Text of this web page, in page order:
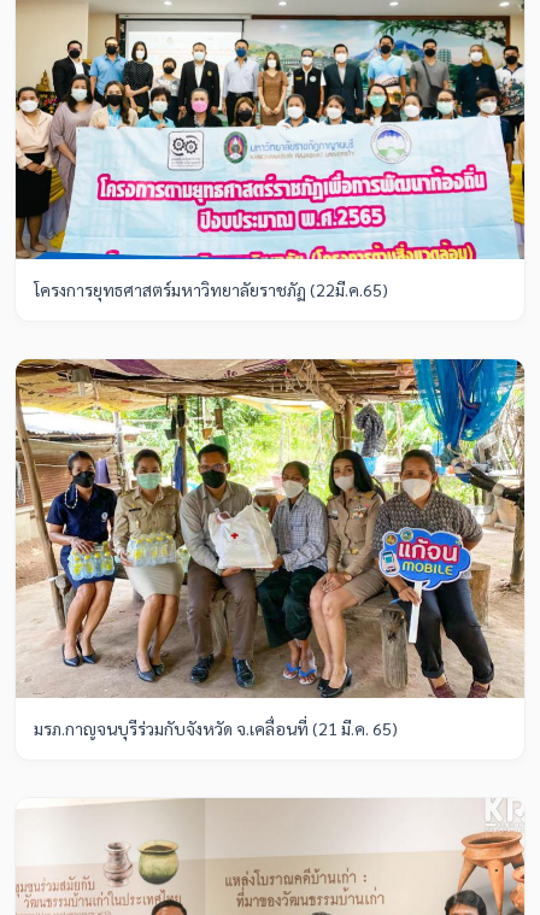
โครงการยุทธศาสตร์มหาวิทยาลัยราชภัฏ (22มี.ค.65)
มรภ.กาญจนบุรีร่วมกับจังหวัด จ.เคลื่อนที่ (21 มี.ค. 65)